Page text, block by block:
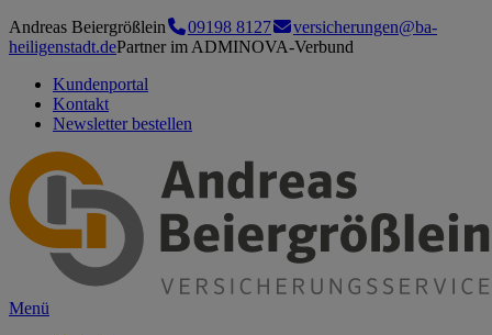
Andreas Beiergrößlein 09198 8127
versicherungen@ba-
heiligenstadt.dePartner im ADMINOVA-Verbund
Kundenportal
Kontakt
Newsletter bestellen
Menü